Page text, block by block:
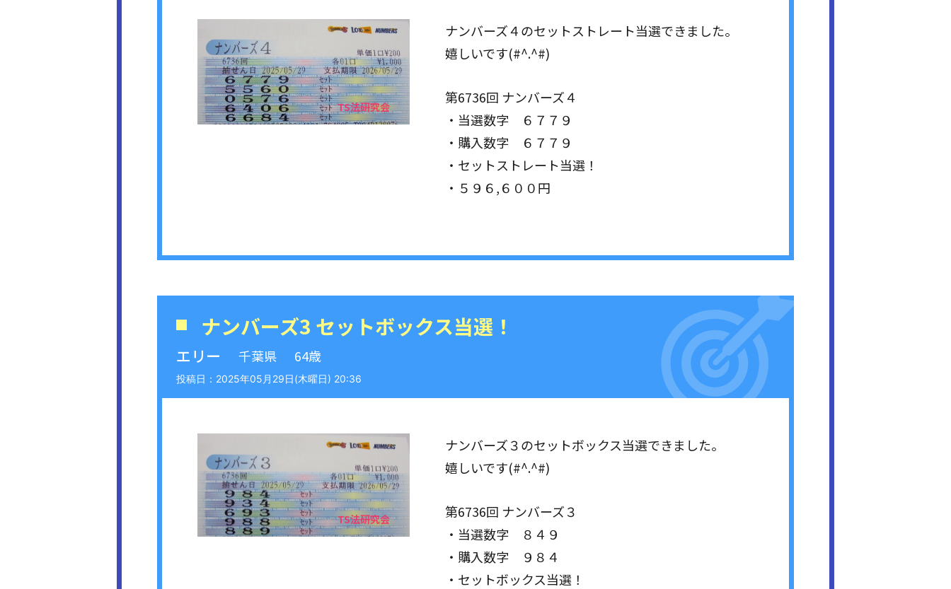
ナンバーズ４のセットストレート当選できました。
嬉しいです(#^.^#)
第6736回 ナンバーズ４
・当選数字 ６７７９
・購入数字 ６７７９
・セットストレート当選！
・５９６,６００円
ナンバーズ3 セットボックス当選！
エリー 千葉県 64歳
2025年05月29日(木曜日) 20:36
ナンバーズ３のセットボックス当選できました。
嬉しいです(#^.^#)
第6736回 ナンバーズ３
・当選数字 ８４９
・購入数字 ９８４
・セットボックス当選！